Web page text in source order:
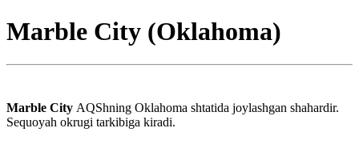
Marble City (Oklahoma)
Marble City AQShning Oklahoma shtatida joylashgan shahardir.
Sequoyah okrugi tarkibiga kiradi.